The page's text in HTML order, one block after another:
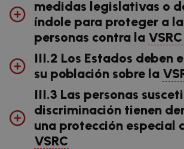
medidas legislativas o
índole para proteger a
personas contra la VSRC
III.2 Los Estados deben
su población sobre la
III.3 Las personas
discriminación tienen
una protección especial
VSRC